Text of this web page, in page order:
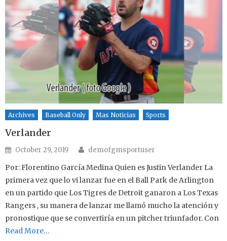
Archives Baseball Only Mas Noticias Sports
Verlander
Posted on
October 29, 2019 Author
demofgmsportuser
Por: Florentino García Medina Quien es Justin Verlander La
primera vez que lo vi lanzar fue en el Ball Park de Arlington
en un partido que Los Tigres de Detroit ganaron a Los Texas
Rangers , su manera de lanzar me llamó mucho la atención y
pronostique que se convertiría en un pitcher triunfador. Con
Read More…